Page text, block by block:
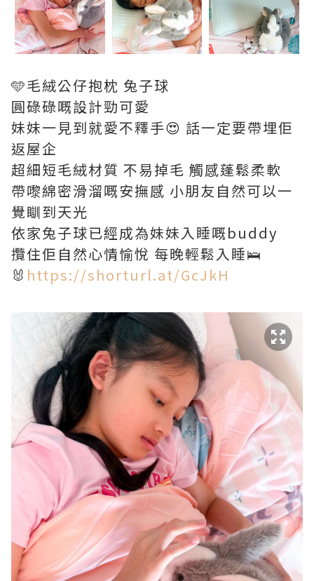
🩵毛絨公仔抱枕 兔子球
圓碌碌嘅設計勁可愛
妹妹一見到就愛不釋手😍 話一定要帶埋佢
返屋企
超細短毛絨材質 不易掉毛 觸感蓬鬆柔軟
帶嚟綿密滑溜嘅安撫感 小朋友自然可以一
覺瞓到天光
依家兔子球已經成為妹妹入睡嘅buddy
攬住佢自然心情愉悅 每晚輕鬆入睡🛌
🐰 https://shorturl.at/GcJkH